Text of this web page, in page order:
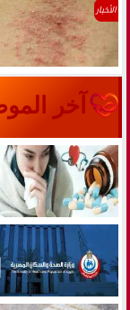
الأخبار
آخر